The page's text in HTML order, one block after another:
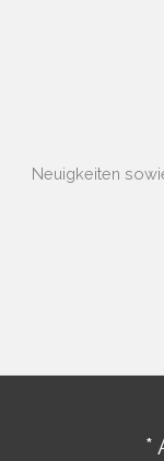
Neuigkeiten
*